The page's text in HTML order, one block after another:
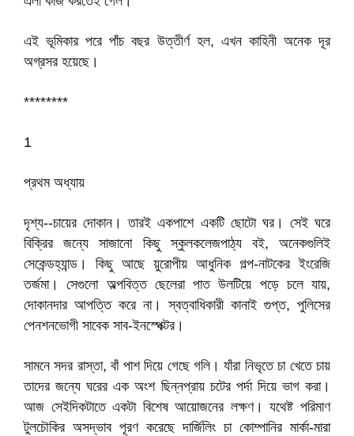
এই ভূমিকার পরে পাঁচ বছর উত্তীর্ণ হল, এখন কাহিনী অনেক দূর
অগ্রসর হয়েছে।
********
1
প্রথম অধ্যায়
দৃশ্য--চায়ের দোকান। তারই একপাশে একটি ছোটো ঘর। সেই ঘরে
বিক্রির জন্যে সাজানো কিছু স্কুলকলেজপাঠ্য বই, অনেকগুলিই
সেকেন্ডহ্যান্ড। কিছু আছে য়ুরোপীয় আধুনিক গল্প-নাটকের ইংরেজি
তর্জমা। সেগুলো অল্পবিত্ত ছেলেরা পাত উলটিয়ে পড়ে চলে যায়,
দোকানদার আপত্তি করে না। স্বত্বাধিকারী কানাই গুপ্ত, পুলিসের
পেনশনভোগী সাবেক সাব-ইনস্পেক্টর।
সামনে সদর রাস্তা, বাঁ পাশ দিয়ে গেছে গলি। যাঁরা নিভৃতে চা খেতে চায়
তাদের জন্যে ঘরের এক অংশ ছিন্নপ্রায় চটের পর্দা দিয়ে ভাগ করা।
আজ সেইদিকটাতে একটা বিশেষ আয়োজনের লক্ষণ। যথেষ্ট পরিমাণ
টুলচৌকির অসদ্ভাব পূরণ করেছে দার্জিলিং চা কোম্পানির মার্কা-মারা